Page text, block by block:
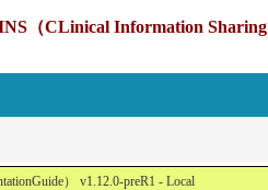
（CLinical Information Sharing
） v1.12.0-preR1 - Local